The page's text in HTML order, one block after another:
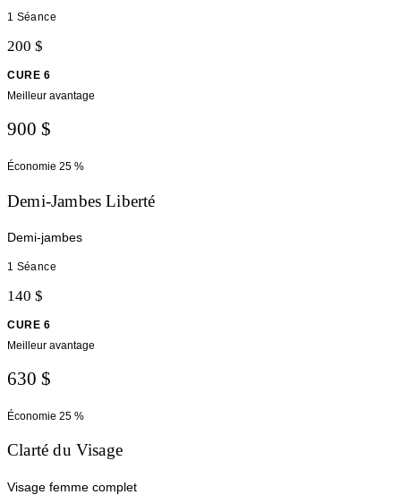
1 Séance
200 $
CURE 6
Meilleur avantage
900 $
Économie 25 %
Demi-Jambes Liberté
Demi-jambes
1 Séance
140 $
CURE 6
Meilleur avantage
630 $
Économie 25 %
Clarté du Visage
Visage femme complet